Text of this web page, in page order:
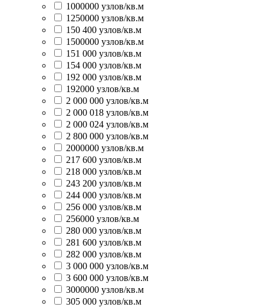
1000000 узлов/кв.м
1250000 узлов/кв.м
150 400 узлов/кв.м
1500000 узлов/кв.м
151 000 узлов/кв.м
154 000 узлов/кв.м
192 000 узлов/кв.м
192000 узлов/кв.м
2 000 000 узлов/кв.м
2 000 018 узлов/кв.м
2 000 024 узлов/кв.м
2 800 000 узлов/кв.м
2000000 узлов/кв.м
217 600 узлов/кв.м
218 000 узлов/кв.м
243 200 узлов/кв.м
244 000 узлов/кв.м
256 000 узлов/кв.м
256000 узлов/кв.м
280 000 узлов/кв.м
281 600 узлов/кв.м
282 000 узлов/кв.м
3 000 000 узлов/кв.м
3 600 000 узлов/кв.м
3000000 узлов/кв.м
305 000 узлов/кв.м